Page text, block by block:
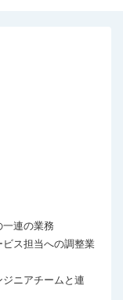
一連の業務
ビス担当への調整業
ジニアチームと連